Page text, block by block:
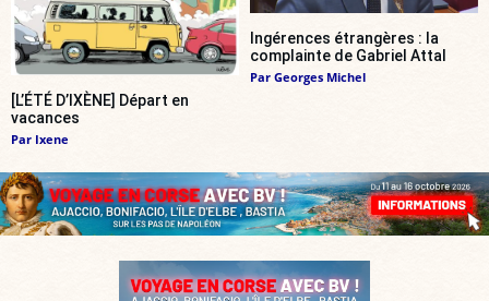
[L’ÉTÉ D’IXÈNE] Départ en
vacances
Par Ixene
Ingérences étrangères : la
complainte de Gabriel Attal
Par Georges Michel